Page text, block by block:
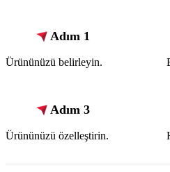
Adım 1
Ürününüzü belirleyin.
Adım 3
Ürününüzü özelleştirin.